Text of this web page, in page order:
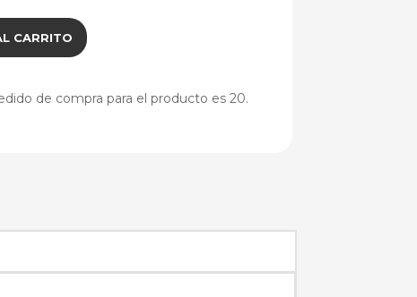
CARRITO
de compra para el producto es 20.